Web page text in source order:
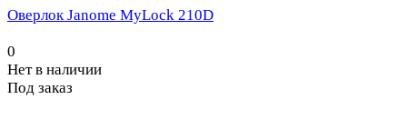
Оверлок Janome MyLock 210D
0
Нет в наличии
Под заказ